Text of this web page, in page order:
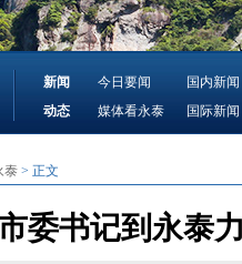
新闻
动态
今日要闻
媒体看永泰
国内新闻
国际新闻
泰 > 正文
委书记到永泰